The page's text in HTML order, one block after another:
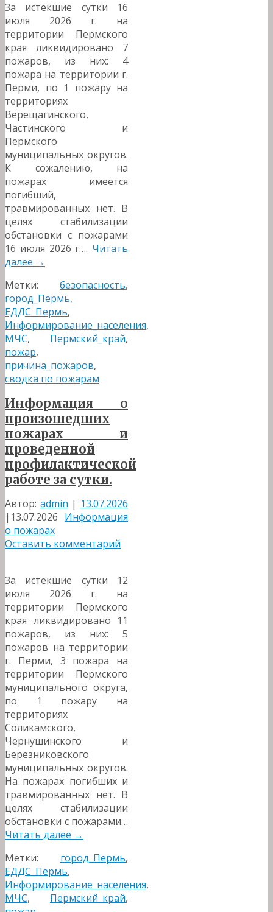
За истекшие сутки 16
июля 2026 г. на
территории Пермского
края ликвидировано 7
пожаров, из них: 4
пожара на территории г.
Перми, по 1 пожару на
территориях
Верещагинского,
Частинского и
Пермского
муниципальных округов.
К сожалению, на
пожарах имеется
погибший,
травмированных нет. В
целях стабилизации
обстановки с пожарами
16 июля 2026 г…. Читать
далее →
Метки: безопасность,
город_Пермь,
ЕДДС_Пермь,
Информирование_населения,
МЧС, Пермский_край,
пожар,
причина_пожаров,
сводка по пожарам
Информация о
произошедших
пожарах и
проведенной
профилактической
работе за сутки.
Автор: admin | 13.07.2026
| 13.07.2026 Информация
о пожарах
Оставить комментарий
За истекшие сутки 12
июля 2026 г. на
территории Пермского
края ликвидировано 11
пожаров, из них: 5
пожаров на территории
г. Перми, 3 пожара на
территории Пермского
муниципального округа,
по 1 пожару на
территориях
Соликамского,
Чернушинского и
Березниковского
муниципальных округов.
На пожарах погибших и
травмированных нет. В
целях стабилизации
обстановки с пожарами…
Читать далее →
Метки: город_Пермь,
ЕДДС_Пермь,
Информирование_населения,
МЧС, Пермский_край,